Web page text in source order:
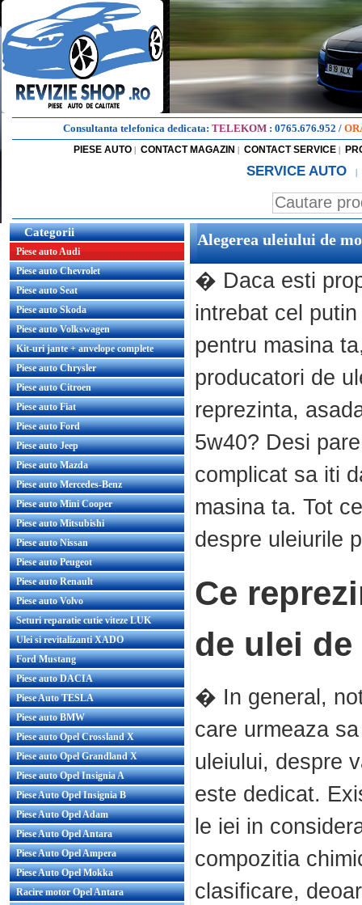
Consultanta telefonica dedicata: TELEKOM : 0765.676.952 /
PIESE AUTO | CONTACT MAGAZIN | CONTACT SERVICE |
SERVICE AUTO |
Categorii
Piese auto Audi
Piese auto Chevrolet
Piese auto Seat
Piese auto Skoda
Piese auto Volkswagen
Kit-uri jante + anvelope complete
Piese auto Chrysler
Piese auto Citroen
Piese auto Fiat
Piese auto Ford
Piese auto Jeep
Piese auto Mazda
Piese auto Mercedes-Benz
Piese auto Mini Cooper
Piese auto Mitsubishi
Piese auto Nissan
Piese auto Peugeot
Piese auto Renault
Piese auto Volvo
Seturi reparatie cutie viteze LUK
Ulei si revitalizanti XADO
Ford Mustang
Piese auto DACIA
Piese Auto TESLA
Piese auto BMW
Piese auto Opel Crossland X
Piese auto Opel Grandland X
Piese auto Opel Insignia A
Piese Auto Opel Insignia B
Piese Auto Opel Adam
Piese Auto Opel Antara
Piese Auto Opel Ampera
Piese Auto Opel Mokka
Racire motor Opel Antara
Alegerea uleiului de
� Daca esti
intrebat cel
pentru masina
producatori de
reprezinta,
5w40? Desi
complicat sa iti
masina ta. Tot
despre uleiurile
Ce
de ulei
� In general,
care urmeaza
uleiului, despre
este dedicat.
le iei in
compozitia
clasificare,